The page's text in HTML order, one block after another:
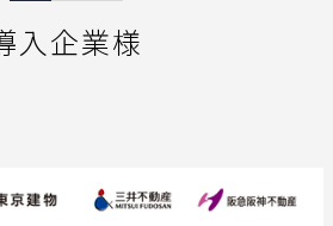
入企業様